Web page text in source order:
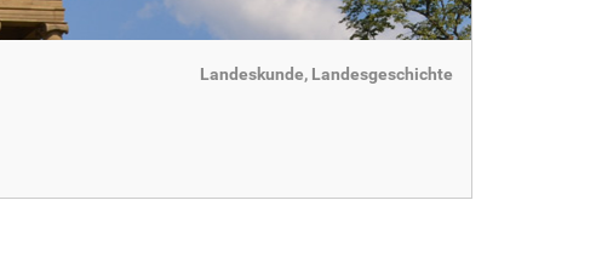
Landeskunde, Landesgeschichte